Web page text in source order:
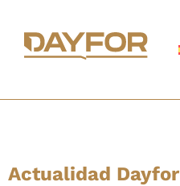
Actualidad Dayfor